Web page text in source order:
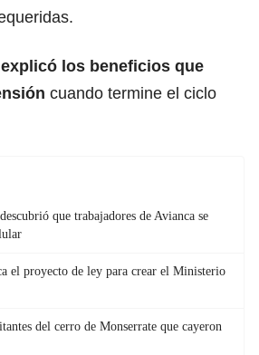
los beneficios que
cuando termine el ciclo
que trabajadores de Avianca se
el proyecto de ley para crear el Ministerio
del cerro de Monserrate que cayeron